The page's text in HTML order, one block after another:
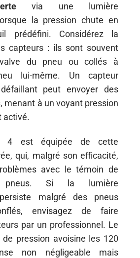
via une lumière
la pression chute en
prédéfini. Considérez la
capteurs : ils sont souvent
du pneu ou collés à
lui-même. Un capteur
peut envoyer des
menant à un voyant pression
activé.
4 est équipée de cette
qui, malgré son efficacité,
avec le témoin de
pneus. Si la lumière
persiste malgré des pneus
envisagez de faire
par un professionnel. Le
de pression avoisine les 120
non négligeable mais